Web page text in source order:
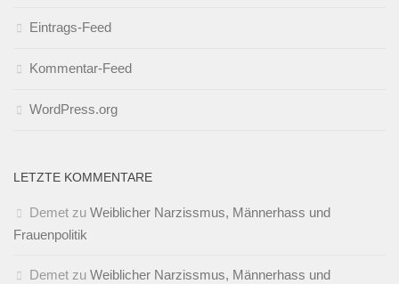
Eintrags-Feed
Kommentar-Feed
WordPress.org
LETZTE KOMMENTARE
Demet zu Weiblicher Narzissmus, Männerhass und
Frauenpolitik
Demet zu Weiblicher Narzissmus, Männerhass und